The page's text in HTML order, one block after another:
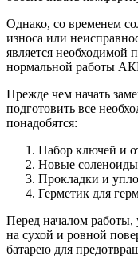
Однако, со временем
износа или
является необходимой
нормальной работы
Прежде чем начать
подготовить все
понадобятся:
Набор ключей и
Новые
Прокладки и
Герметик для
Перед началом работы,
на сухой и ровной
батарею для